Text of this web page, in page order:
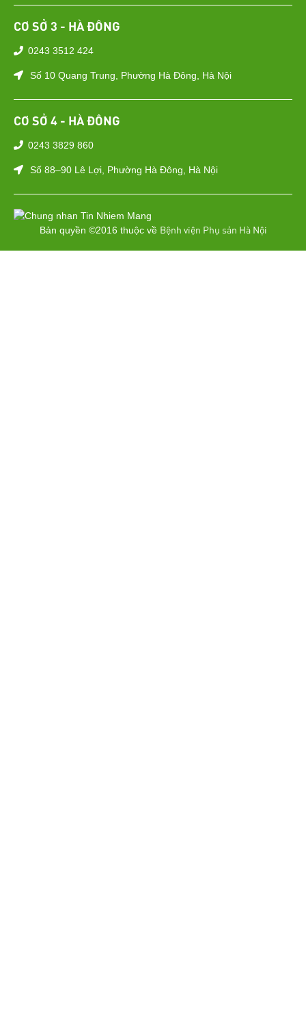
CƠ SỞ 3 - HÀ ĐÔNG
0243 3512 424
Số 10 Quang Trung, Phường Hà Đông, Hà Nội
CƠ SỞ 4 - HÀ ĐÔNG
0243 3829 860
Số 88–90 Lê Lợi, Phường Hà Đông, Hà Nội
Bản quyền ©2016 thuộc về Bệnh viện Phụ sản Hà Nội